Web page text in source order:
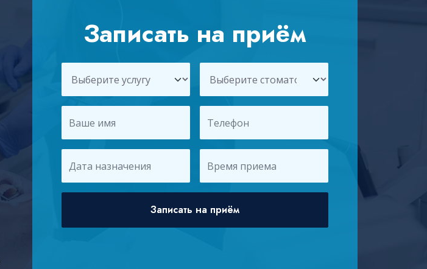
Записать на приём
Записать на приём